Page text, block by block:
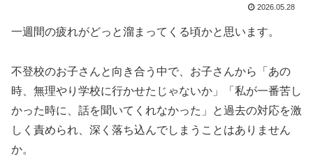
2026.05.28
一週間の疲れがどっと溜まってくる頃かと思います。
不登校のお子さんと向き合う中で、お子さんから「あの
時、無理やり学校に行かせたじゃないか」「私が一番苦し
かった時に、話を聞いてくれなかった」と過去の対応を激
しく責められ、深く落ち込んでしまうことはありません
か。